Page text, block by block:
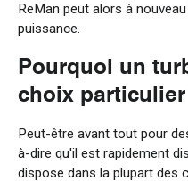
ReMan peut alors à
puissance.
Pourquoi un
choix
Peut-être avant tout pour
à-dire qu'il est rapidement
dispose dans la plupart des